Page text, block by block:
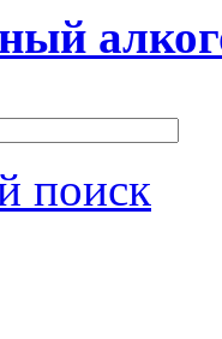
поиск